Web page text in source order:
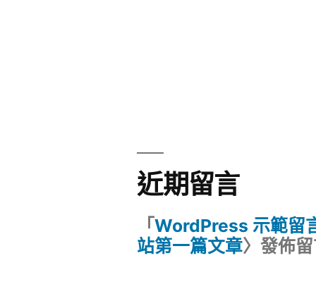
近期留言
「WordPress 示範留
站第一篇文章〉發佈